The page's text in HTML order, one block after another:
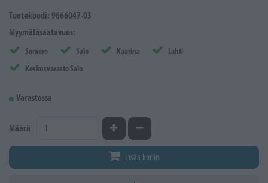
Tuotekoodi: 9666047-03
Myymäläsaatavuus:
Somero Salo Kaarina
Lahti
Keskusvarasto Salo
Varastossa
Määrä Kasvata määrääVähennä määrää
Lisää koriin